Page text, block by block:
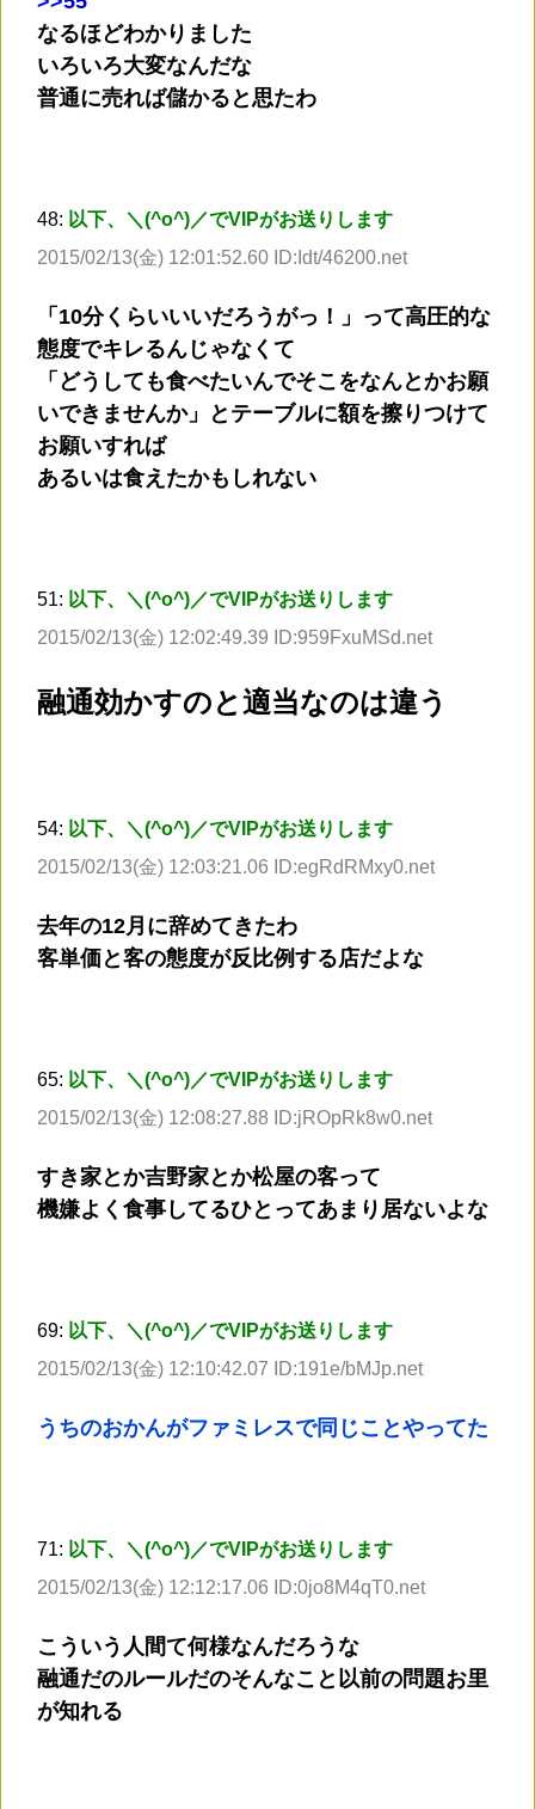
なるほどわかりました
いろいろ大変なんだな
普通に売れば儲かると思たわ
48: 以下、＼(^o^)／でVIPがお送りします
2015/02/13(金) 12:01:52.60 ID:Idt/46200.net
「10分くらいいいだろうがっ！」って高圧的な
態度でキレるんじゃなくて
「どうしても食べたいんでそこをなんとかお願
いできませんか」とテーブルに額を擦りつけて
お願いすれば
あるいは食えたかもしれない
51: 以下、＼(^o^)／でVIPがお送りします
2015/02/13(金) 12:02:49.39 ID:959FxuMSd.net
融通効かすのと適当なのは違う
54: 以下、＼(^o^)／でVIPがお送りします
2015/02/13(金) 12:03:21.06 ID:egRdRMxy0.net
去年の12月に辞めてきたわ
客単価と客の態度が反比例する店だよな
65: 以下、＼(^o^)／でVIPがお送りします
2015/02/13(金) 12:08:27.88 ID:jROpRk8w0.net
すき家とか吉野家とか松屋の客って
機嫌よく食事してるひとってあまり居ないよな
69: 以下、＼(^o^)／でVIPがお送りします
2015/02/13(金) 12:10:42.07 ID:191e/bMJp.net
うちのおかんがファミレスで同じことやってた
71: 以下、＼(^o^)／でVIPがお送りします
2015/02/13(金) 12:12:17.06 ID:0jo8M4qT0.net
こういう人間て何様なんだろうな
融通だのルールだのそんなこと以前の問題お里
が知れる